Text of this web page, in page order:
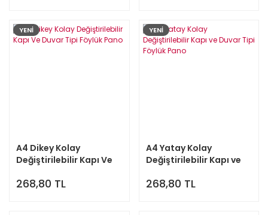
YENİ
A4 Dikey Kolay
Değiştirilebilir Kapı Ve
268,80 TL
YENİ
A4 Yatay Kolay
Değiştirilebilir Kapı ve
268,80 TL